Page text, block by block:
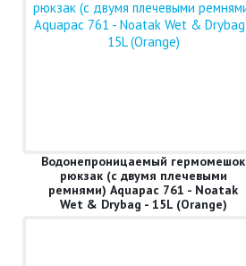
Водонепроницаемый гермомешок
рюкзак (с двумя плечевыми
ремнями) Aquapac 761 - Noatak
Wet & Drybag - 15L (Orange)